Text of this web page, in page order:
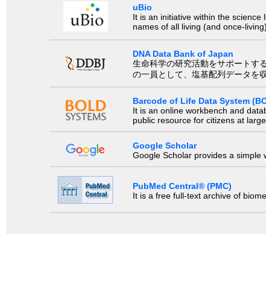
uBio
It is an initiative within the
names of all living (and once-
DNA Data Bank of Japan
生命科学の研究活動をサポートす
の一員として、塩基配列データを
Barcode of Life Data System
It is an online workbench and
public resource for citizens at large.
Google Scholar
Google Scholar provides a simple
PubMed Central® (PMC)
It is a free full-text archive of